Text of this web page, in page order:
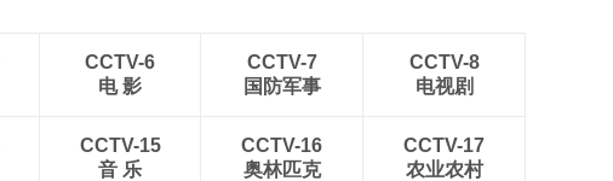
CCTV-6
电 影
CCTV-7
国防军事
CCTV-8
电视剧
CCTV-15
音 乐
CCTV-16
奥林匹克
CCTV-17
农业农村